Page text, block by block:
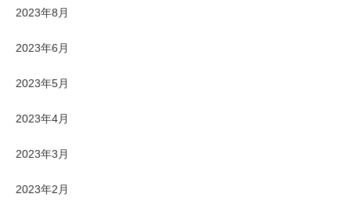
2023年8月
2023年6月
2023年5月
2023年4月
2023年3月
2023年2月